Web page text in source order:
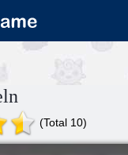
(Total 10)